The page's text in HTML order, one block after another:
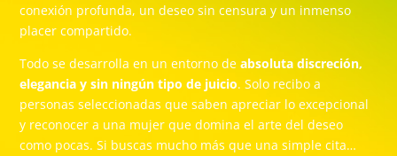
conexión profunda, un deseo sin censura y un inmenso
placer compartido.
Todo se desarrolla en un entorno deabsoluta discreción,
elegancia y sin ningún tipo de juicio. Solo recibo a
personas seleccionadas que saben apreciar lo excepcional
y reconocer a una mujer que domina el arte del deseo
como pocas. Si buscas mucho más que una simple cita…